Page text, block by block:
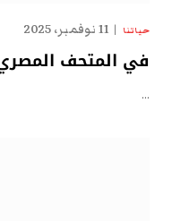
حياتنا 11 نوفمبر، 2025
في المتحف
…